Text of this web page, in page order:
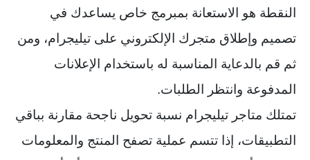
النقطة هو الاستعانة بمبرمج خاص يساعدك في
تصميم وإطلاق متجرك الإلكتروني على تيليجرام، ومن
ثم قم بالدعاية المناسبة له باستخدام الإعلانات
المدفوعة وانتظر الطلبات.
تمتلك متاجر تيليجرام نسبة تحويل ناجحة مقارنة بباقي
التطبيقات، إذا تتسم عملية تصفح المنتج والمعلومات